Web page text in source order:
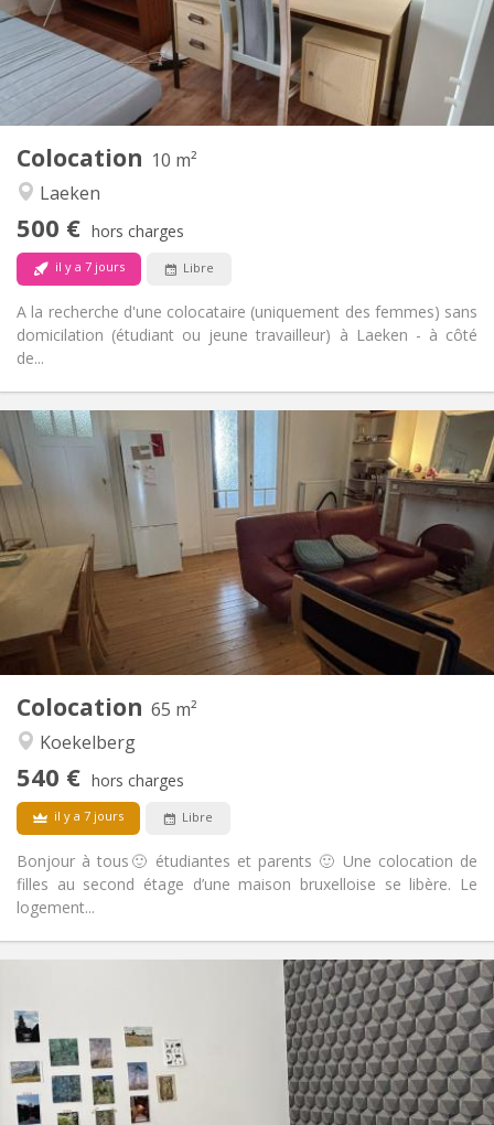
Colocation 10 m²
Laeken
500 € hors charges
il y a 7 jours Libre
A la recherche d'une colocataire (uniquement des femmes) sans
domicilation (étudiant ou jeune travailleur) à Laeken - à côté
de...
Aménagement
Salle de bain:
Commune
Cuisine:
Commune
Superficie:
10 m
Pièces privées:
1
Colocation 65 m²
Koekelberg
540 € hors charges
il y a 7 jours Libre
Bonjour à tous🙂 étudiantes et parents 🙂 Une colocation de
filles au second étage d’une maison bruxelloise se libère. Le
logement...
Infos Pratiques
Loyer:
540 €
Charges:
100 €
Durée:
12 mois
Domiciliation:
Non
Aménagement
Salle de bain:
Commune
Cuisine:
Commune
Superficie:
65 m
Pièces privées:
1
Infos Pratiques
Loyer:
625 €
Charges:
100 €
Durée:
12 mois
Domiciliation:
Acceptée